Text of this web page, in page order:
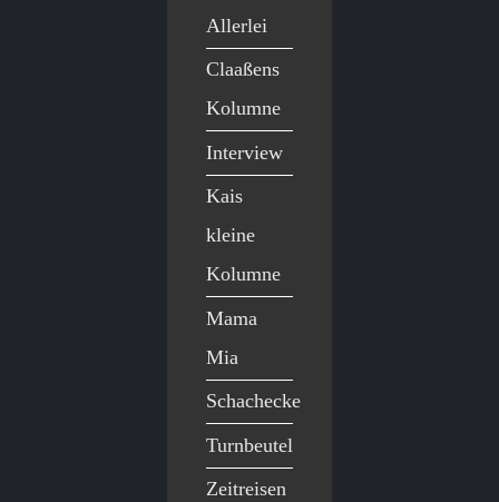
Allerlei
Claaßens
Kolumne
Interview
Kais
kleine
Kolumne
Mama
Mia
Schachecke
Turnbeutel
Zeitreisen